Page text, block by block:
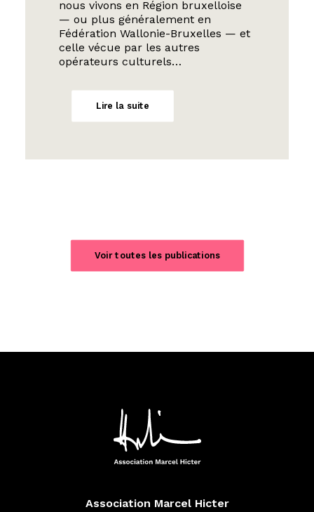
nous vivons en Région bruxelloise
— ou plus généralement en
Fédération Wallonie-Bruxelles — et
celle vécue par les autres
opérateurs culturels…
Lire la suite
Voir toutes les publications
Association Marcel Hicter